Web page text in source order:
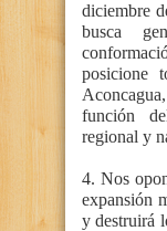
diciembre
busca
posicione
función
regional y
4. Nos
expansión
y destruirá